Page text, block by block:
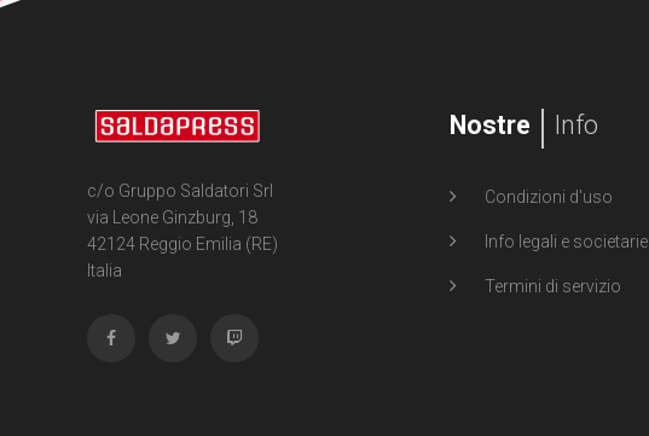
c/o Gruppo Saldatori Srl
via Leone Ginzburg, 18
42124 Reggio Emilia (RE)
Italia
Nostre Info
Condizioni d'uso
Info legali e societarie
Termini di servizio